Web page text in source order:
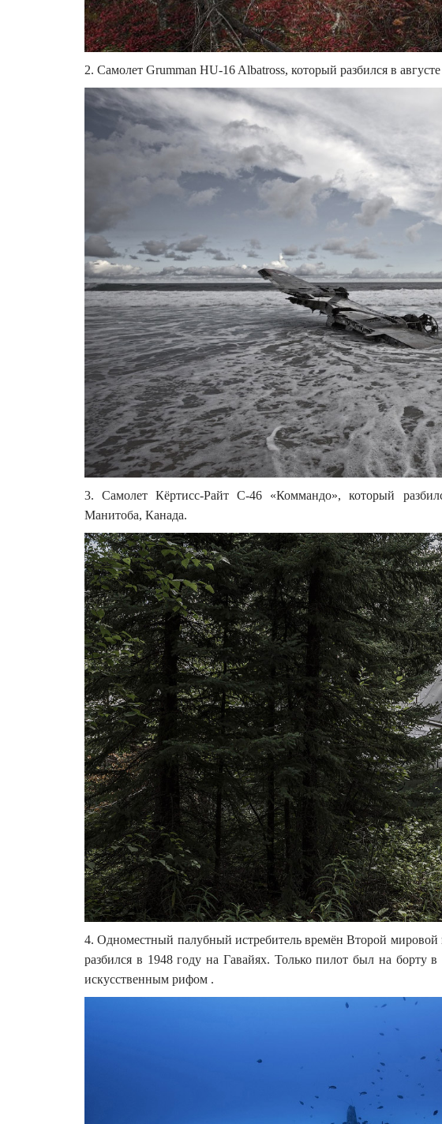
2. Самолет Grumman HU-16 Albatross, который разбился в
3. Самолет Кёртисс-Райт C-46 «Коммандо», который
Манитоба, Канада.
4. Одноместный палубный истребитель времён Второй
разбился в 1948 году на Гавайях. Только пилот был на борту
искусственным рифом .